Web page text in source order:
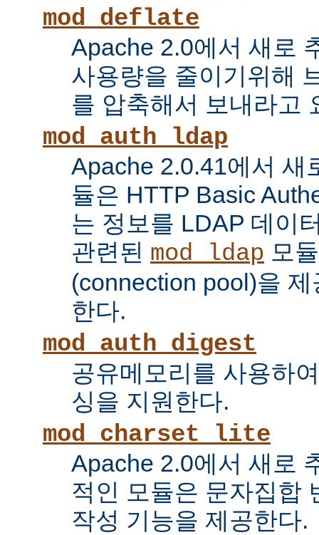
mod_deflate
Apache 2.0에서 새로
사용량을 줄이기위해
를 압축해서 보내라고
mod_auth_ldap
Apache 2.0.41에서 새
듈은 HTTP Basic
는 정보를 LDAP 데이
관련된 mod_ldap 모
(connection pool)을
한다.
mod_auth_digest
공유메모리를 사용하
싱을 지원한다.
mod_charset_lite
Apache 2.0에서 새로
적인 모듈은 문자집합
작성 기능을 제공한다.